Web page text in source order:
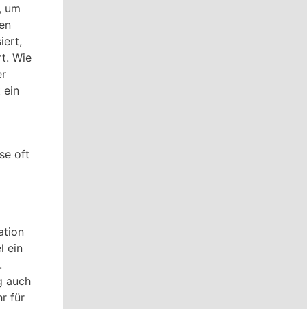
um
Wie
ein
oft
ein
auch
für